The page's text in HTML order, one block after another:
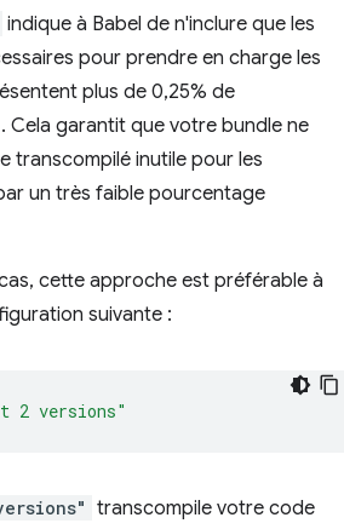
indique à Babel de n'inclure que les
pour prendre en charge les
plus de 0,25% de
Cela garantit que votre bundle ne
transcompilé inutile pour les
un très faible pourcentage
cette approche est préférable à
suivante :
2 versions"
transcompile votre code